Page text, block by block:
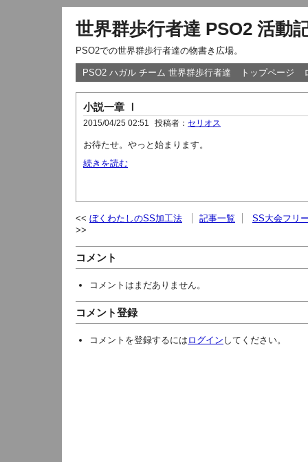
世界群歩行者達 PSO2 活動
PSO2での世界群歩行者達の物書き広場。
PSO2 ハガル チーム 世界群歩行者達 トップページ
小説一章 Ⅰ
2015/04/25 02:51 投稿者： セリオス
お待たせ。やっと始まります。
続きを読む
ぼくわたしのSS加工法 記事一覧 SS大会フリ
コメント
コメントはまだありません。
コメント登録
コメントを登録するには ログイン してください。